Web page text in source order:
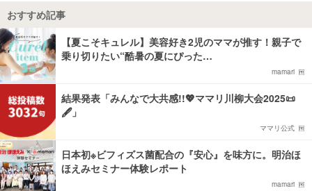
おすすめ記事
【夏こそキュレル】美容好き2児のママが推す！親子で
乗り切りたい“酷暑の夏にぴった…
mamari
結果発表「みんなで大共感!!💖ママリ川柳大会2025📜
🖋️」
ママリ公式
日本初※ビフィズス菌配合の『安心』を味方に。明治ほ
ほえみセミナー体験レポート
mamari